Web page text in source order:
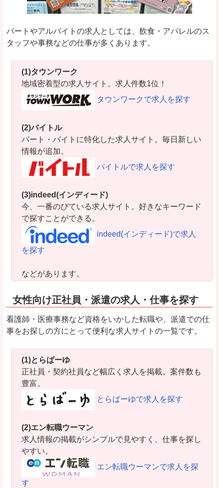
パートやアルバイトの求人としては、飲食・アパレルのス
タッフや事務などの仕事が多くあります。
(1)タウンワーク
地域密着型の求人サイト。求人件数1位！
タウンワークで求人を探す
(2)バイトル
パート・バイトに特化した求人サイト。毎日新しい
情報が追加。
バイトルで求人を探す
(3)indeed(インディード)
今、一番のびている求人サイト。好きなキーワード
で探すことができる。
indeed(インディード)で求人
を探す
などがあります。
女性向け正社員・派遣の求人・仕事を探す
看護師・医療事務など資格をいかした転職や、派遣での仕
事をお探しの方にとって便利な求人サイトの一覧です。
(1)とらばーゆ
正社員・契約社員など幅広く求人を掲載。案件数も
豊富。
とらばーゆで求人を探す
(2)エン転職ウーマン
求人情報の掲載がシンプルで見やすく、仕事を探し
やすい。
エン転職ウーマンで求人を探
す